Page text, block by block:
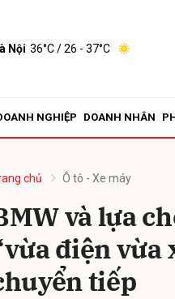
Nội 36°C/ 26 - 37°C
NGHIỆP DOANH NHÂN
chủ Ô tô - Xe máy
và lựa
điện vừa
tiếp